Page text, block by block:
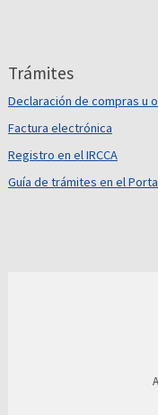
Trámites
Declaración de compras u
Factura electrónica
Registro en el IRCCA
Guía de trámites en el